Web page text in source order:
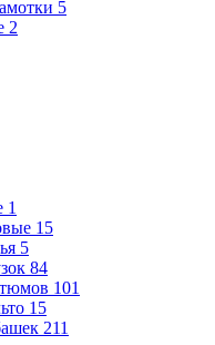
5
2
1
15
5
84
101
15
211